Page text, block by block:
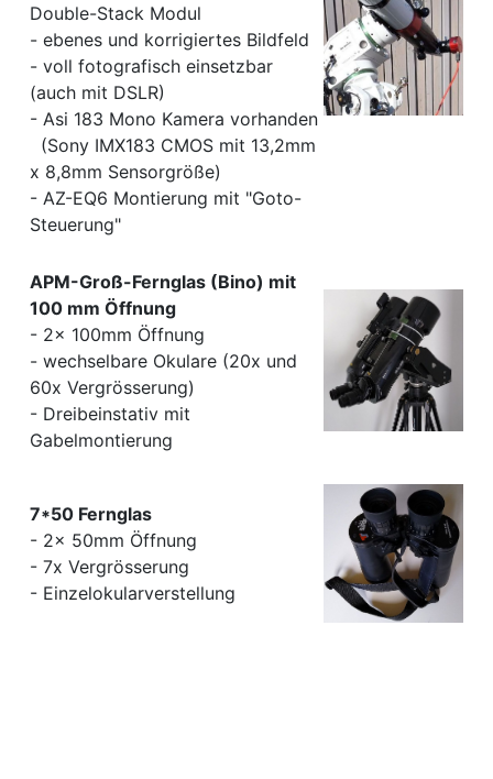
Double-Stack Modul
- ebenes und korrigiertes Bildfeld
- voll fotografisch einsetzbar
(auch mit DSLR)
- Asi 183 Mono Kamera vorhanden
(Sony IMX183 CMOS mit 13,2mm
x 8,8mm Sensorgröße)
- AZ-EQ6 Montierung mit "Goto-
Steuerung"
APM-Groß-Fernglas (Bino) mit
100 mm Öffnung
- 2x 100mm Öffnung
- wechselbare Okulare (20x und
60x Vergrösserung)
- Dreibeinstativ mit
Gabelmontierung
7*50 Fernglas
- 2x 50mm Öffnung
- 7x Vergrösserung
- Einzelokularverstellung